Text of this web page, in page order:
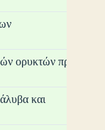
ορυκτών προϊόντων
και